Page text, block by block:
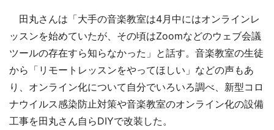
田丸さんは「大手の音楽教室は4月中にはオンラインレ
ッスンを始めていたが、その頃はZoomなどのウェブ会議
ツールの存在すら知らなかった」と話す。音楽教室の生徒
から「リモートレッスンをやってほしい」などの声もあ
り、オンライン化について自分でいろいろ調べ、新型コロ
ナウイルス感染防止対策や音楽教室のオンライン化の設備
工事を田丸さん自らDIYで改装した。